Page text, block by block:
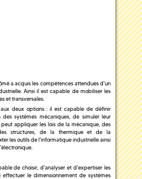
a acquis les compétences attendues d'un
Ainsi il est capable de mobiliser les
et transversales.
deux options : il est capable de définir
systèmes mécaniques, de simuler leur
appliquer les lois de la mécanique, des
structures, de la thermique et de la
les outils de l'informatique industrielle ainsi
de choisir, d'analyser et d'expertiser les
le dimensionnement de systèmes